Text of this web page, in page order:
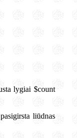
lygiai $count
liūdnas